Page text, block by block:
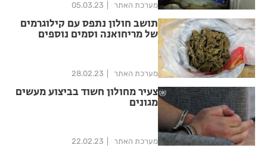
מערכת האתר 05.03.23
תושב חולון נתפס עם קילוגרמים
של מריחואנה וסמים נוספים
מערכת האתר 28.02.23
צעיר מחולון חשוד בביצוע מעשים
מגונים
מערכת האתר 22.02.23